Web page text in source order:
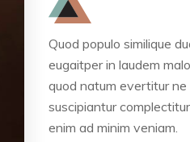
Quod populo similique
eugaitper in laudem
quod natum evertitur ne
suscipiantur
enim ad minim veniam.